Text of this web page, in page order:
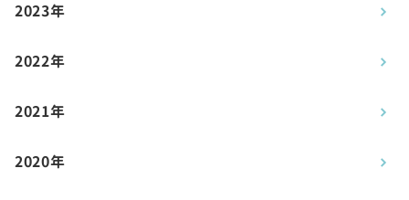
2023年
2022年
2021年
2020年